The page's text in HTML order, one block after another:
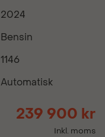
2024
Bensin
1146
Automatisk
239 900 kr
Inkl. moms